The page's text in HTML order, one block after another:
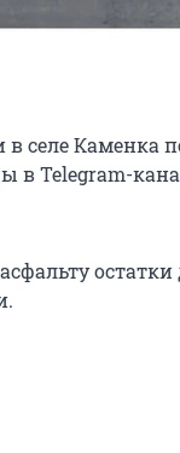
селе Каменка
в Telegram-
остатки